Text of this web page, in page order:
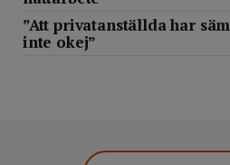
”Att privatanställda har
inte okej”